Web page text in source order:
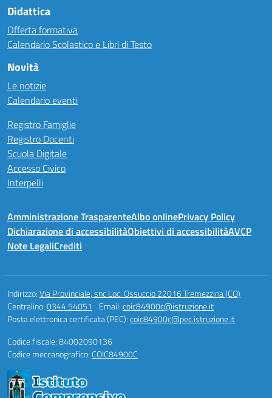
Didattica
Offerta formativa
Calendario Scolastico e Libri di Testo
Novità
Le notizie
Calendario eventi
Registro Famiglie
Registro Docenti
Scuola Digitale
Accesso Civico
Interpelli
Amministrazione TrasparenteAlbo onlinePrivacy Policy
Dichiarazione di accessibilitàObiettivi di accessibilitàAVCP
Note LegaliCrediti
Indirizzo:Via Provinciale, snc Loc. Ossuccio 22016 Tremezzina (CO)
Centralino:0344 54051 Email:coic84900c@istruzione.it
Posta elettronica certificata (PEC):coic84900c@pec.istruzione.it
Codice fiscale: 84002090136
Codice meccanografico: COIC84900C